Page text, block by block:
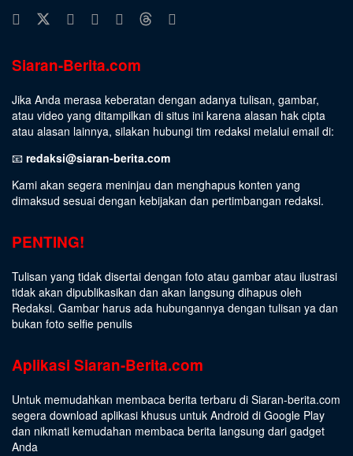
Siaran-Berita.com
Jika Anda merasa keberatan dengan adanya tulisan, gambar,
atau video yang ditampilkan di situs ini karena alasan hak cipta
atau alasan lainnya, silakan hubungi tim redaksi melalui email di:
📧 redaksi@siaran-berita.com
Kami akan segera meninjau dan menghapus konten yang
dimaksud sesuai dengan kebijakan dan pertimbangan redaksi.
PENTING!
Tulisan yang tidak disertai dengan foto atau gambar atau ilustrasi
tidak akan dipublikasikan dan akan langsung dihapus oleh
Redaksi. Gambar harus ada hubungannya dengan tulisan ya dan
bukan foto selfie penulis
Aplikasi Siaran-Berita.com
Untuk memudahkan membaca berita terbaru di Siaran-berita.com
segera download aplikasi khusus untuk Android di Google Play
dan nikmati kemudahan membaca berita langsung dari gadget
Anda